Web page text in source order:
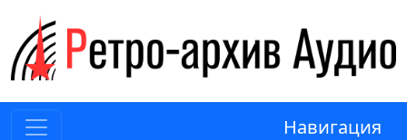
Навигация